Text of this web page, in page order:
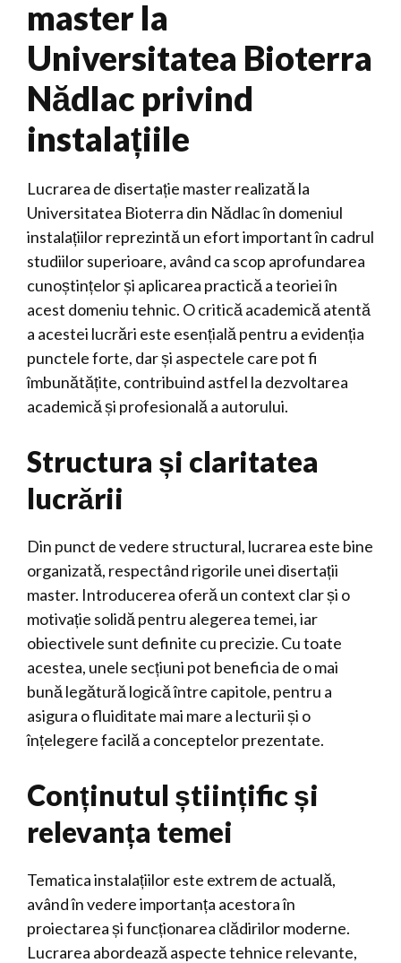
master la
Universitatea Bioterra
Nădlac privind
instalațiile
Lucrarea de disertație master realizată la
Universitatea Bioterra din Nădlac în domeniul
instalațiilor reprezintă un efort important în cadrul
studiilor superioare, având ca scop aprofundarea
cunoștințelor și aplicarea practică a teoriei în
acest domeniu tehnic. O critică academică atentă
a acestei lucrări este esențială pentru a evidenția
punctele forte, dar și aspectele care pot fi
îmbunătățite, contribuind astfel la dezvoltarea
academică și profesională a autorului.
Structura și claritatea
lucrării
Din punct de vedere structural, lucrarea este bine
organizată, respectând rigorile unei disertații
master. Introducerea oferă un context clar și o
motivație solidă pentru alegerea temei, iar
obiectivele sunt definite cu precizie. Cu toate
acestea, unele secțiuni pot beneficia de o mai
bună legătură logică între capitole, pentru a
asigura o fluiditate mai mare a lecturii și o
înțelegere facilă a conceptelor prezentate.
Conținutul științific și
relevanța temei
Tematica instalațiilor este extrem de actuală,
având în vedere importanța acestora în
proiectarea și funcționarea clădirilor moderne.
Lucrarea abordează aspecte tehnice relevante,